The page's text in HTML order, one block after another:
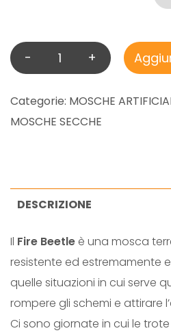
F
I
R
E
T
E
q
u
a
n
- +
Categorie: MOSCHE
MOSCHE SECCHE
DESCRIZIONE
Il Fire Beetle è una mosca
resistente ed estremamente
quelle situazioni in cui serve
rompere gli schemi e attirare
Ci sono giornate in cui le